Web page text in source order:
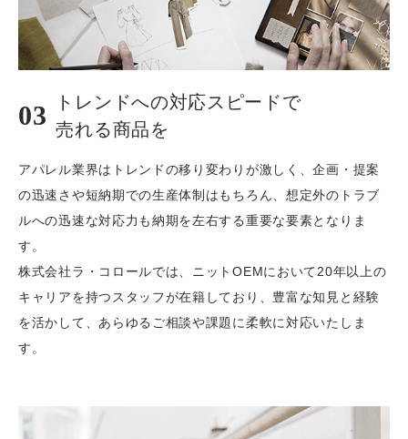
03
トレンドへの対応スピードで
​​​​​​​売れる商品を
アパレル業界はトレンドの移り変わりが激しく、企画・提案
の迅速さや短納期での生産体制はもちろん、想定外のトラブ
ルへの迅速な対応力も納期を左右する重要な要素となりま
す。
株式会社ラ・コロールでは、ニットOEMにおいて20年以上の
キャリアを持つスタッフが在籍しており、豊富な知見と経験
を活かして、あらゆるご相談や課題に柔軟に対応いたしま
す。